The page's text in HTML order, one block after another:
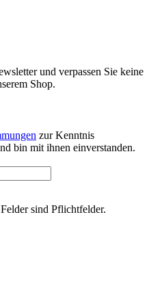
und verpassen Sie keine
Shop.
zur Kenntnis
bin mit ihnen einverstanden.
sind Pflichtfelder.